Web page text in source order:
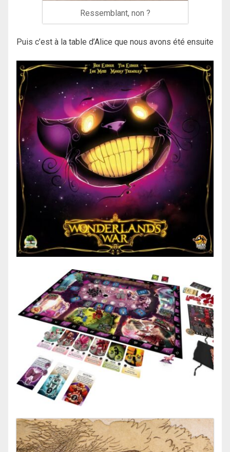
Ressemblant, non ?
Puis c’est à la table d’Alice que nous avons été ensuite